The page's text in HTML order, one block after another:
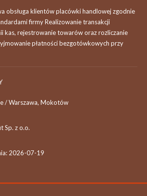
obsługa klientów placówki handlowej zgodnie
firmy Realizowanie transakcji
kas, rejestrowanie towarów oraz rozliczanie
płatności bezgotówkowych przy
/ Warszawa, Mokotów
Sp. z o.o.
2026-07-19